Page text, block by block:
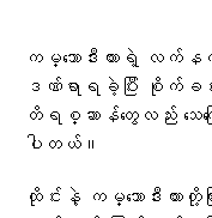
ကမ္ဘောဒီးယားရဲ့ လက်န
ဒဏ်ရာရခဲ့ပြီး စိုက်ခင်
တိရစ္ဆာန်တွေလည်း
ပါတယ်။
ထိုင်းနဲ့ ကမ္ဘောဒီးယာ